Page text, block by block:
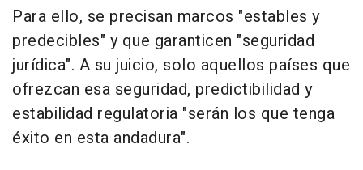
Para ello, se precisan marcos "estables y
predecibles" y que garanticen "seguridad
jurídica". A su juicio, solo aquellos países que
ofrezcan esa seguridad, predictibilidad y
estabilidad regulatoria "serán los que tenga
éxito en esta andadura".